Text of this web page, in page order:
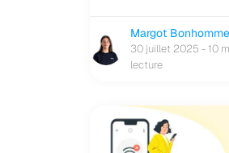
Margot Bonhomme
30 juillet 2025 - 10
lecture